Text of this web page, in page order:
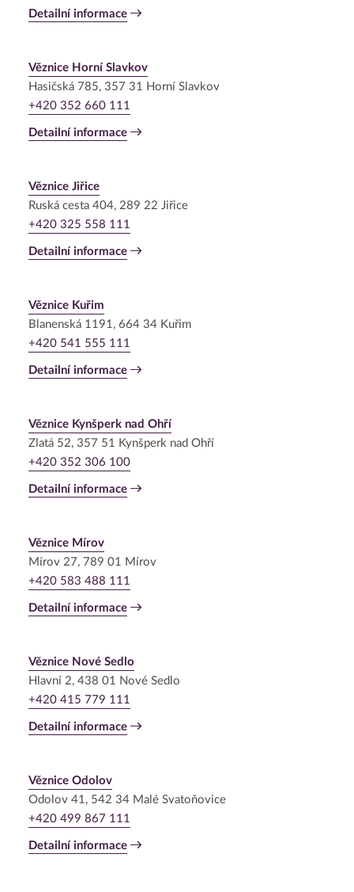
Detailní informace
Věznice Horní Slavkov
Hasičská 785, 357 31 Horní Slavkov
+420 352 660 111
Detailní informace
Věznice Jiřice
Ruská cesta 404, 289 22 Jiřice
+420 325 558 111
Detailní informace
Věznice Kuřim
Blanenská 1191, 664 34 Kuřim
+420 541 555 111
Detailní informace
Věznice Kynšperk nad Ohří
Zlatá 52, 357 51 Kynšperk nad Ohří
+420 352 306 100
Detailní informace
Věznice Mírov
Mírov 27, 789 01 Mírov
+420 583 488 111
Detailní informace
Věznice Nové Sedlo
Hlavní 2, 438 01 Nové Sedlo
+420 415 779 111
Detailní informace
Věznice Odolov
Odolov 41, 542 34 Malé Svatoňovice
+420 499 867 111
Detailní informace